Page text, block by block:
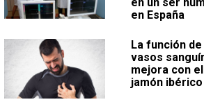
en España
La función
vasos
mejora con el
jamón ibérico